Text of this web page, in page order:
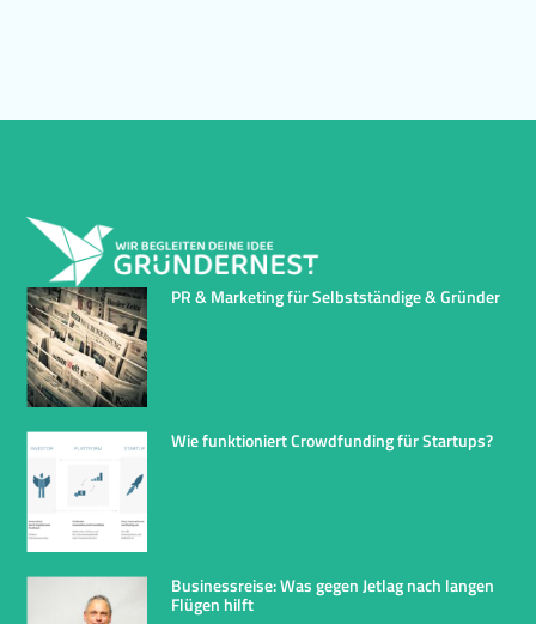
PR & Marketing für Selbstständige & Gründer
Wie funktioniert Crowdfunding für Startups?
Businessreise: Was gegen Jetlag nach langen
Flügen hilft